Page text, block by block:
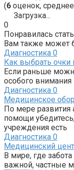
(6 оценок,
Загрузка...
0
Понравилась
Вам также может
Диагностика 0
Как выбрать
Если раньше
особого внимания
Диагностика 0
Медицинское
По мере развития
помощи
учреждения есть
Диагностика 0
Медицинский
В мире, где
важной, частные